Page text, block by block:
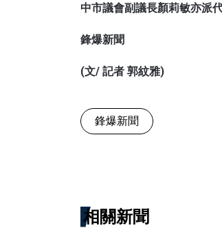
中市議會副議長顏莉敏亦派
鋒爆新聞
(文/ 記者 郭紋雅)
鋒爆新聞
相關新聞